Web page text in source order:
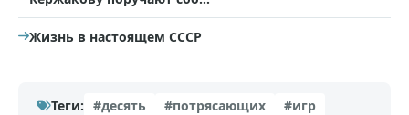
Жизнь в настоящем СССР
Теги: #десять #потрясающих #игр